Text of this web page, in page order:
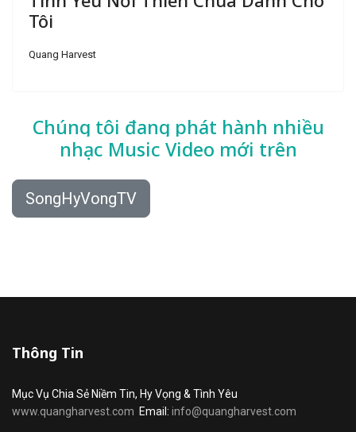
Tôi
Quang Harvest
Chúng tôi đang phát hành nhiều
nhạc Music Video mới trên
SongHyVongTV
Thông Tin
Mục Vụ Chia Sẻ Niềm Tin, Hy Vọng & Tình Yêu
www.quangharvest.com Email: info@quangharvest.com